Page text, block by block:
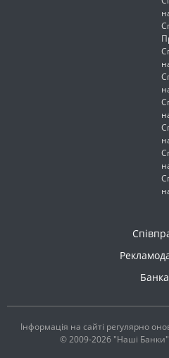
Інформація на сайті регулярно
© 2009-2026 "Наші